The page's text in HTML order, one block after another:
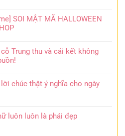
SOI MẬT MÃ HALLOWEEN
Trung thu và cái kết không
chúc thật ý nghĩa cho ngày
luôn luôn là phái đẹp